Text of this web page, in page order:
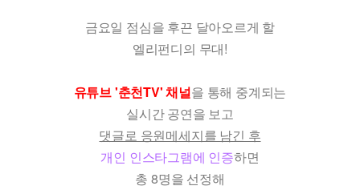
금요일 점심을 후끈 달아오르게 할
엘리펀디의 무대!
유튜브 '춘천TV' 채널을 통해 중계되는
실시간 공연을 보고
댓글로 응원메세지를 남긴 후
개인 인스타그램에 인증하면
총 8명을 선정해